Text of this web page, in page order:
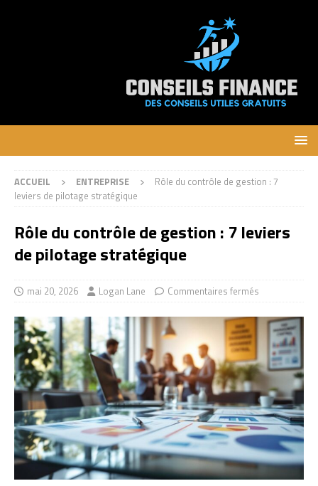
ACCUEIL ENTREPRISE
Rôle du contrôle de gestion : 7
leviers de pilotage stratégique
Rôle du contrôle de gestion : 7 leviers
de pilotage stratégique
mai 20, 2026 Logan Lane Commentaires fermés